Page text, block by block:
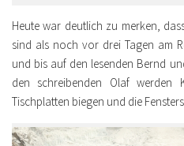
Heute war deutlich zu merken,
sind als noch vor drei Tagen am
und bis auf den lesenden Bernd
den schreibenden Olaf werden
Tischplatten biegen und die